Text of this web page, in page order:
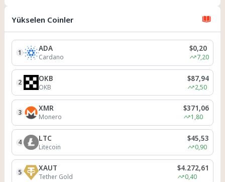
Yükselen Coinler
1 ADA
Cardano
$0,20
7,20
2 OKB
OKB
$87,94
2,50
3 XMR
Monero
$371,06
1,80
4 LTC
Litecoin
$45,53
0,90
5 XAUT
Tether Gold
$4.272,61
0,40